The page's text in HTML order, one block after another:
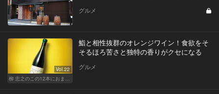
グルメ
Vol.22
柳 忠之のこの12本におまかせ
鮨と相性抜群のオレンジワイン！食欲をそ
そるほろ苦さと独特の香りがクセになる
グルメ